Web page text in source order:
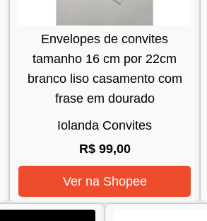
Envelopes de convites
tamanho 16 cm por 22cm
branco liso casamento com
frase em dourado
Iolanda Convites
R$ 99,00
Ver na Shopee